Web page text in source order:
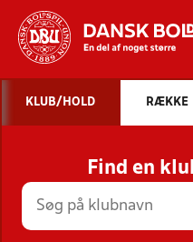
STILLINGER,
KLUB/HOLD RÆKKE
Find en